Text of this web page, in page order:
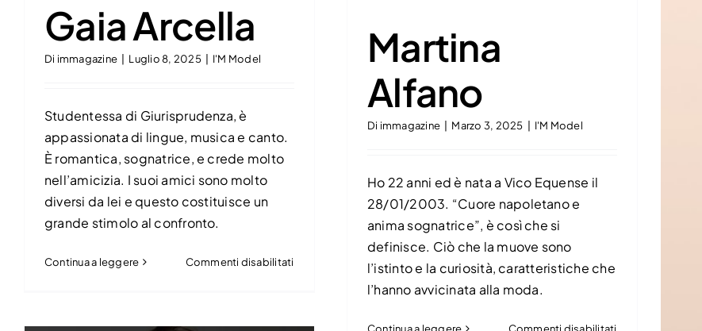
Gaia Arcella
Di immagazine Luglio 8, 2025 I'M Model
Studentessa di Giurisprudenza, è
appassionata di lingue, musica e canto.
È romantica, sognatrice, e crede molto
nell’amicizia. I suoi amici sono molto
diversi da lei e questo costituisce un
grande stimolo al confronto.
Continua a leggere Commenti disabilitati
Martina
Alfano
Di immagazine | Marzo 3, 2025 | I'M Model
Ho 22 anni ed è nata a Vico Equense il
28/01/2003. “Cuore napoletano e
anima sognatrice”, è così che si
definisce. Ciò che la muove sono
l’istinto e la curiosità, caratteristiche che
l’hanno avvicinata alla moda.
Continua a leggere Commenti disabilitati